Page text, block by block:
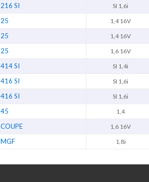
216 SI SI 1,6i
25 1,4 16V
25 1,4 16V
25 1,6 16V
414 SI SI 1,4i
416 SI SI 1,6i
416 SI SI 1,6i
45 1,4
COUPE 1,6 16V
MGF 1,8i